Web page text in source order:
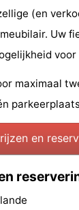
(en
Uw
maximaal
en